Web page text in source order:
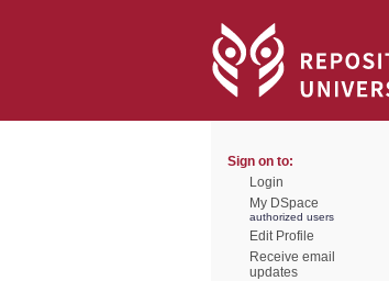
Sign on to:
Login
My DSpace
authorized users
Edit Profile
Receive email
updates